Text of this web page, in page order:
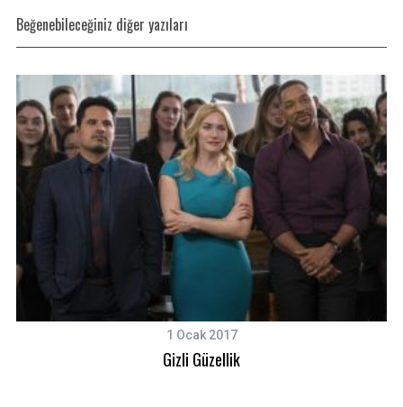
Beğenebileceğiniz diğer yazıları
1 Ocak 2017
Gizli Güzellik